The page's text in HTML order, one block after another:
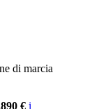
di marcia
€ i